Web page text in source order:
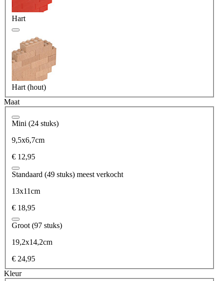
Hart
Hart (hout)
Maat
Mini (24 stuks)
9,5x6,7cm
€ 12,95
Standaard (49 stuks) meest verkocht
13x11cm
€ 18,95
Groot (97 stuks)
19,2x14,2cm
€ 24,95
Kleur